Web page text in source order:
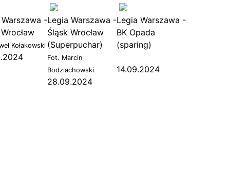
-
Kołakowski
Legia Warszawa -
Śląsk Wrocław
(Superpuchar)
Fot. Marcin
Bodziachowski
28.09.2024
Legia Warszawa -
BK Opada
(sparing)
14.09.2024